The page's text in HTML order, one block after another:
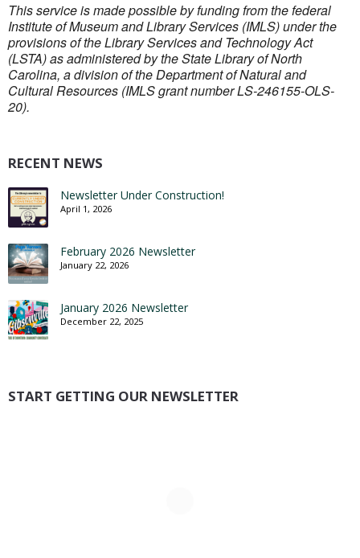
This service is made possible by funding from the federal
Institute of Museum and Library Services (IMLS) under the
provisions of the Library Services and Technology Act
(LSTA) as administered by the State Library of North
Carolina, a division of the Department of Natural and
Cultural Resources (IMLS grant number LS-246155-OLS-
20).
RECENT NEWS
Newsletter Under Construction!
April 1, 2026
February 2026 Newsletter
January 22, 2026
January 2026 Newsletter
December 22, 2025
START GETTING OUR NEWSLETTER